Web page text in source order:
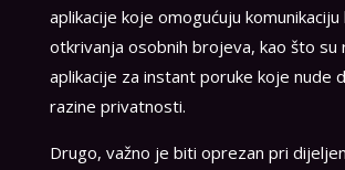
aplikacije koje omogućuju
otkrivanja osobnih brojeva, kao što su
aplikacije za instant poruke koje nude
razine privatnosti.
Drugo, važno je biti oprezan pri